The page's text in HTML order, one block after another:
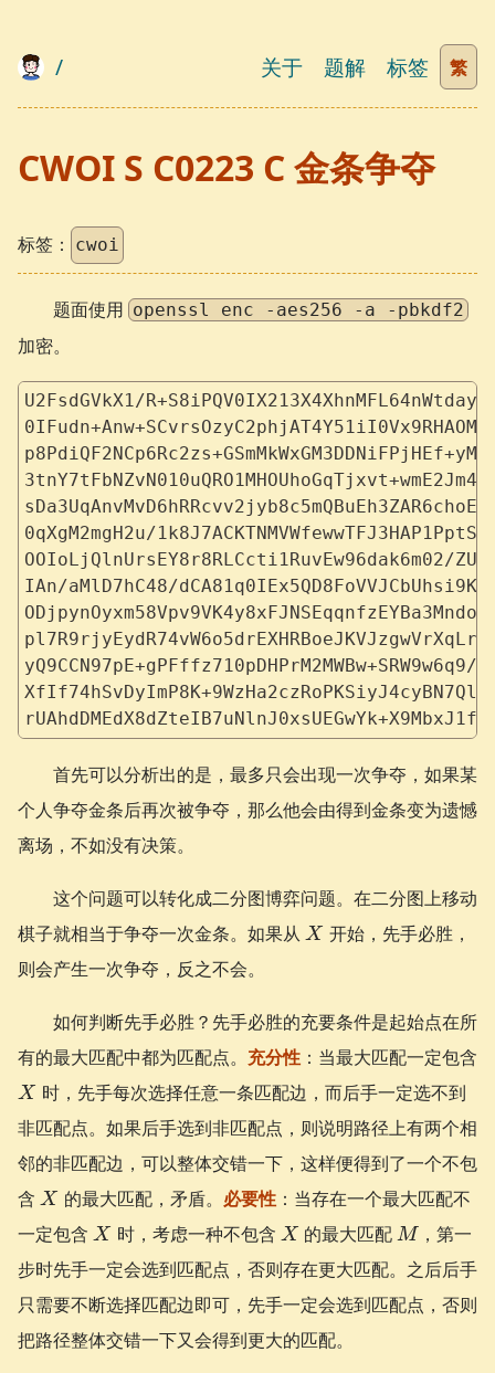
/ 关于 题解 标签 繁
CWOI S C0223 C 金条争夺
标签： cwoi
题面使用 openssl enc -aes256 -a -pbkdf2
加密。
U2FsdGVkX1/
0qXgM2mgH2u/
OOIoLjQlnUrsEY8r8RLCcti1RuvEw96dak6m02/
IAn/aMlD7hC48/
XfIf74hSvDyImP8K+9WzHa2czRoPKSiyJ4cyBN7Ql/
首先可以分析出的是，最多只会出现一次争夺，如果某
个人争夺金条后再次被争夺，那么他会由得到金条变为遗憾
离场，不如没有决策。
这个问题可以转化成二分图博弈问题。在二分图上移动
棋子就相当于争夺一次金条。如果从 X
X 开始，先手必胜，
则会产生一次争夺，反之不会。
如何判断先手必胜？先手必胜的充要条件是起始点在所
有的最大匹配中都为匹配点。 充分性 ：当最大匹配一定包含
X
X 时，先手每次选择任意一条匹配边，而后手一定选不到
非匹配点。如果后手选到非匹配点，则说明路径上有两个相
邻的非匹配边，可以整体交错一下，这样便得到了一个不包
含 X
X 的最大匹配，矛盾。 必要性：当存在一个最大匹配不
一定包含 X
X 时，考虑一种不包含 X
X 的最大匹配M
M ，第一
步时先手一定会选到匹配点，否则存在更大匹配。之后后手
只需要不断选择匹配边即可，先手一定会选到匹配点，否则
把路径整体交错一下又会得到更大的匹配。